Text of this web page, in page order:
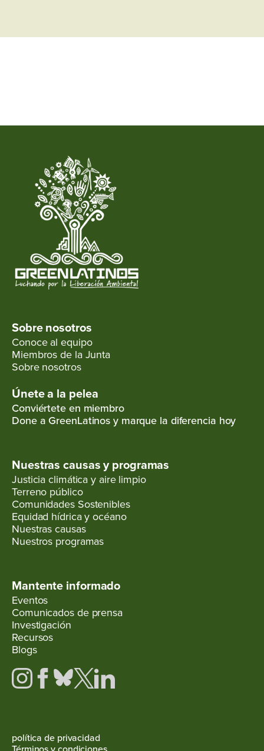
Sobre nosotros
Conoce al equipo
Miembros de la Junta
Sobre nosotros
Únete a la pelea
Conviértete en miembro
Done a GreenLatinos y marque la diferencia hoy
Nuestras causas y programas
Justicia climática y aire limpio
Terreno público
Comunidades Sostenibles
Equidad hídrica y océano
Nuestras causas
Nuestros programas
Mantente informado
Eventos
Comunicados de prensa
Investigación
Recursos
Blogs
política de privacidad